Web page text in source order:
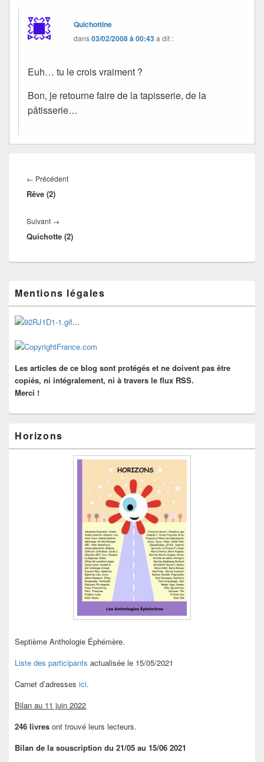
Quichottine
dans03/02/2008 à 00:43a dit :
Euh… tu le crois vraiment ?
Bon, je retourne faire de la tapisserie, de la
pâtisserie…
de
l’article
← PrécédentArticle
Rêve (2)
Suivant →
suivant :
Quichotte (2)
principale
de
widget
pour
barre
Mentions légales
...
Les articles de ce blog sont protégés et ne doivent pas être
copiés, ni intégralement, ni à travers le flux RSS.
Merci !
Horizons
Septième Anthologie Éphémère.
Liste des participants actualisée le 15/05/2021
Carnet d’adresses ici.
Bilan au 11 juin 2022
246 livres ont trouvé leurs lecteurs.
Bilan de la souscription du 21/05 au 15/06 2021